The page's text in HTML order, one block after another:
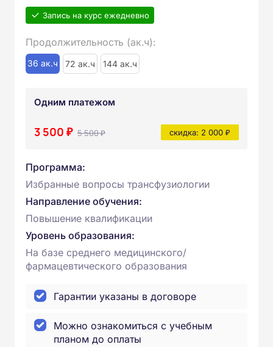
Запись на курс ежедневно
Продолжительность (ак.ч):
36 ак.ч 72 ак.ч 144 ак.ч
Одним платежом
3 500 ₽ 5 500 ₽ скидка: 2 000 ₽
Программа:
Избранные вопросы трансфузиологии
Направление обучения:
Повышение квалификации
Уровень образования:
На базе среднего медицинского/
фармацевтического образования
Гарантии указаны в договоре
Можно ознакомиться с учебным
планом до оплаты